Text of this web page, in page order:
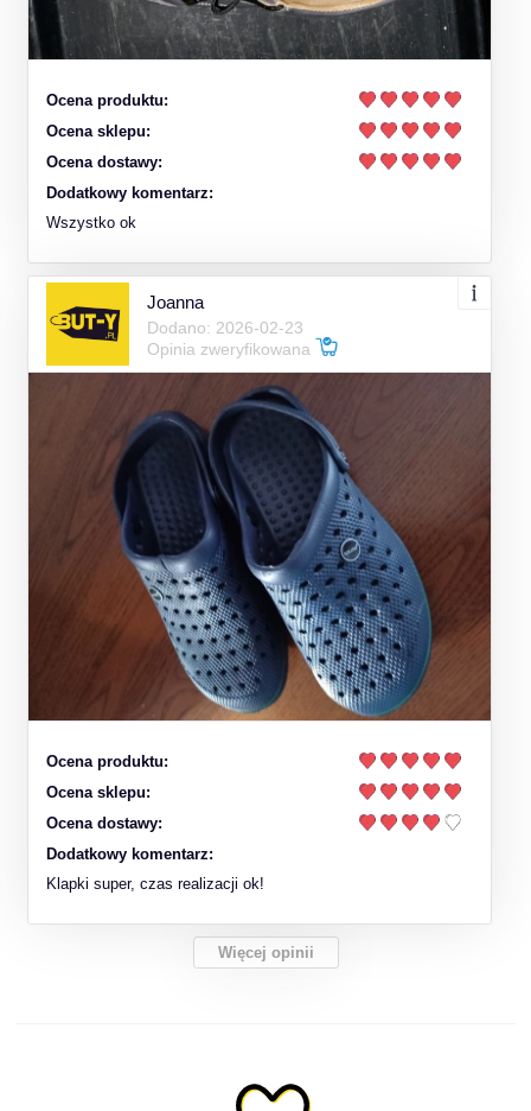
Ocena produktu:
Ocena sklepu:
Ocena dostawy:
Dodatkowy komentarz:
Wszystko ok
Joanna
Dodano: 2026-02-23
Opinia zweryfikowana
Ocena produktu:
Ocena sklepu:
Ocena dostawy:
Dodatkowy komentarz:
Klapki super, czas realizacji ok!
Więcej opinii